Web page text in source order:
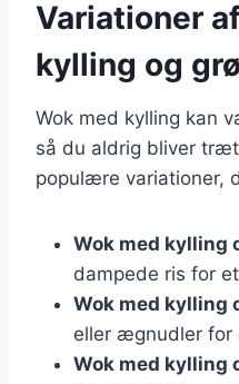
Variationer
kylling og
Wok med kylling kan
så du aldrig bliver
populære variationer,
Wok med kylling
dampede ris for
Wok med kylling
eller ægnudler for
Wok med kylling